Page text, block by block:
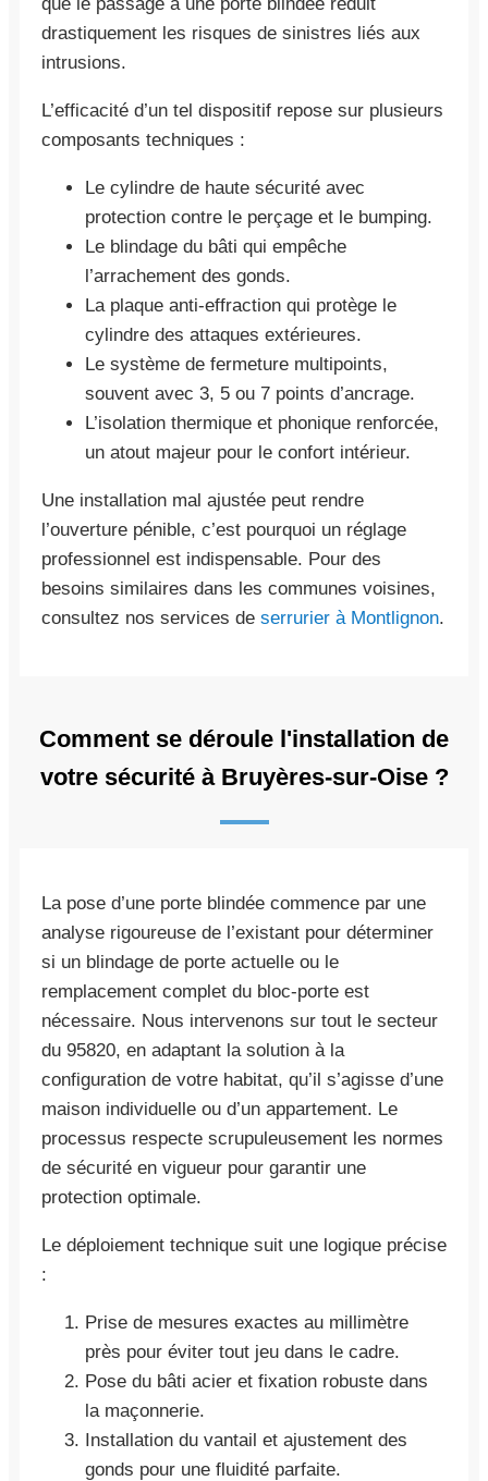
drastiquement les risques de sinistres liés aux
intrusions.
L’efficacité d’un tel dispositif repose sur plusieurs
composants techniques :
Le cylindre de haute sécurité avec
protection contre le perçage et le bumping.
Le blindage du bâti qui empêche
l’arrachement des gonds.
La plaque anti-effraction qui protège le
cylindre des attaques extérieures.
Le système de fermeture multipoints,
souvent avec 3, 5 ou 7 points d’ancrage.
L’isolation thermique et phonique renforcée,
un atout majeur pour le confort intérieur.
Une installation mal ajustée peut rendre
l’ouverture pénible, c’est pourquoi un réglage
professionnel est indispensable. Pour des
besoins similaires dans les communes voisines,
consultez nos services de serrurier à Montlignon.
Comment se déroule l'installation de
votre sécurité à Bruyères-sur-Oise ?
La pose d’une porte blindée commence par une
analyse rigoureuse de l’existant pour déterminer
si un blindage de porte actuelle ou le
remplacement complet du bloc-porte est
nécessaire. Nous intervenons sur tout le secteur
du 95820, en adaptant la solution à la
configuration de votre habitat, qu’il s’agisse d’une
maison individuelle ou d’un appartement. Le
processus respecte scrupuleusement les normes
de sécurité en vigueur pour garantir une
protection optimale.
Le déploiement technique suit une logique précise
:
Prise de mesures exactes au millimètre
près pour éviter tout jeu dans le cadre.
Pose du bâti acier et fixation robuste dans
la maçonnerie.
Installation du vantail et ajustement des
gonds pour une fluidité parfaite.